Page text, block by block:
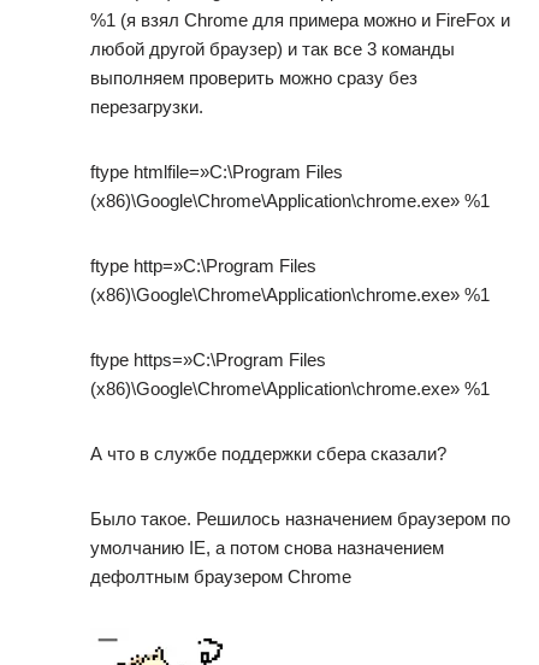
%1 (я взял Chrome для примера можно и FireFox и
любой другой браузер) и так все 3 команды
выполняем проверить можно сразу без
перезагрузки.
ftype htmlfile=»C:\Program Files
(x86)\Google\Chrome\Application\chrome.exe» %1
ftype http=»C:\Program Files
(x86)\Google\Chrome\Application\chrome.exe» %1
ftype https=»C:\Program Files
(x86)\Google\Chrome\Application\chrome.exe» %1
А что в службе поддержки сбера сказали?
Было такое. Решилось назначением браузером по
умолчанию IE, а потом снова назначением
дефолтным браузером Chrome